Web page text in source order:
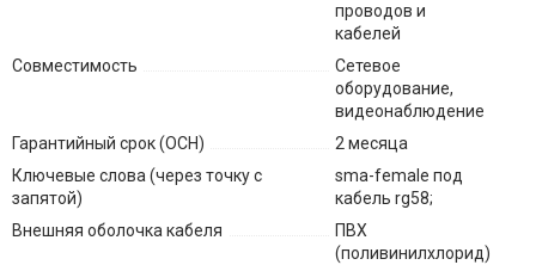
проводов и
кабелей
Совместимость
Сетевое
оборудование,
видеонаблюдение
Гарантийный срок (ОСН)
2 месяца
Ключевые слова (через точку с
запятой)
sma-female под
кабель rg58;
Внешняя оболочка кабеля
ПВХ
(поливинилхлорид)